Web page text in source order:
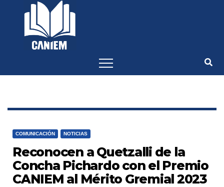
COMUNICACIÓN NOTICIAS
Reconocen a Quetzalli de la
Concha Pichardo con el Premio
CANIEM al Mérito Gremial 2023